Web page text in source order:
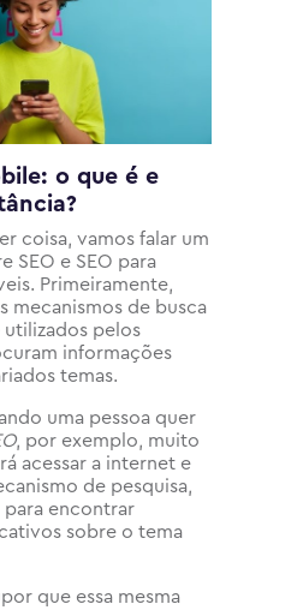
o que é e
coisa, vamos falar um
SEO e SEO para
Primeiramente,
mecanismos de busca
utilizados pelos
informações
temas.
uma pessoa quer
, por exemplo, muito
acessar a internet e
de pesquisa,
encontrar
sobre o tema
que essa mesma